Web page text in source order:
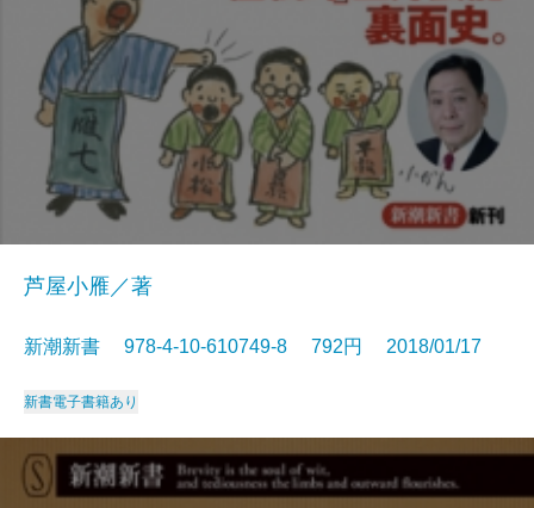
芦屋小雁／著
新潮新書 978-4-10-610749-8 792円 2018/01/17
新書電子書籍あり